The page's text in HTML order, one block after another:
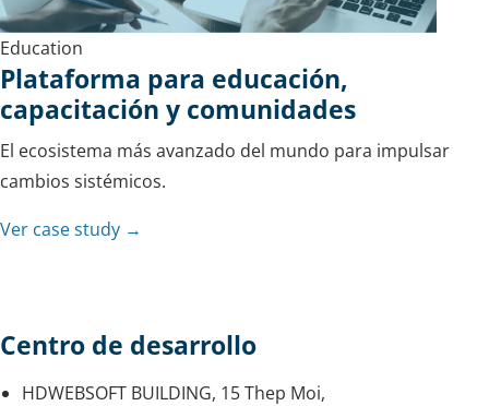
Education
Plataforma para educación,
capacitación y comunidades
El ecosistema más avanzado del mundo para impulsar
cambios sistémicos.
Ver case study →
Centro de desarrollo
HDWEBSOFT BUILDING, 15 Thep Moi,